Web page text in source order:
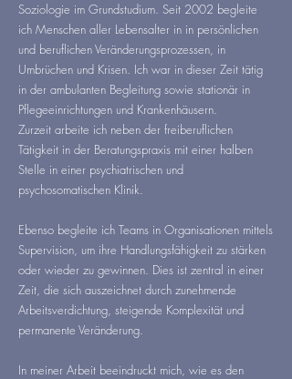
Soziologie im Grundstudium. Seit 2002 begleite
ich Menschen aller Lebensalter in in persönlichen
und beruflichen Veränderungsprozessen, in
Umbrüchen und Krisen. Ich war in dieser Zeit tätig
in der ambulanten Begleitung sowie stationär in
Pflegeeinrichtungen und Krankenhäusern.
Zurzeit arbeite ich neben der freiberuflichen
Tätigkeit in der Beratungspraxis mit einer halben
Stelle in einer psychiatrischen und
psychosomatischen Klinik.
Ebenso begleite ich Teams in Organisationen mittels
Supervision, um ihre Handlungsfähigkeit zu stärken
oder wieder zu gewinnen. Dies ist zentral in einer
Zeit, die sich auszeichnet durch zunehmende
Arbeitsverdichtung, steigende Komplexität und
permanente Veränderung.
In meiner Arbeit beeindruckt mich, wie es den